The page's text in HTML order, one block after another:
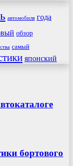
автомобиля года
обзор
самый
японский
бортового